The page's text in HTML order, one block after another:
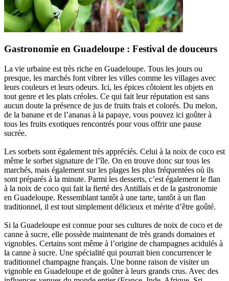
Gastronomie en Guadeloupe : Festival de douceurs
La vie urbaine est très riche en Guadeloupe. Tous les jours ou
presque, les marchés font vibrer les villes comme les villages avec
leurs couleurs et leurs odeurs. Ici, les épices côtoient les objets en
tout genre et les plats créoles. Ce qui fait leur réputation est sans
aucun doute la présence de jus de fruits frais et colorés. Du melon,
de la banane et de l’ananas à la papaye, vous pouvez ici goûter à
tous les fruits exotiques rencontrés pour vous offrir une pause
sucrée.
Les sorbets sont également très appréciés. Celui à la noix de coco est
même le sorbet signature de l’île. On en trouve donc sur tous les
marchés, mais également sur les plages les plus fréquentées où ils
sont préparés à la minute. Parmi les desserts, c’est également le flan
à la noix de coco qui fait la fierté des Antillais et de la gastronomie
en Guadeloupe. Ressemblant tantôt à une tarte, tantôt à un flan
traditionnel, il est tout simplement délicieux et mérite d’être goûté.
Si la Guadeloupe est connue pour ses cultures de noix de coco et de
canne à sucre, elle possède maintenant de très grands domaines et
vignobles. Certains sont même à l’origine de champagnes acidulés à
la canne à sucre. Une spécialité qui pourrait bien concurrencer le
traditionnel champagne français. Une bonne raison de visiter un
vignoble en Guadeloupe et de goûter à leurs grands crus. Avec des